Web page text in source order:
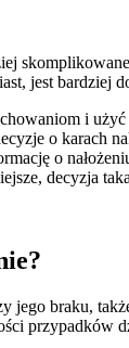
jest bardziej
i
o karach
o
decyzja
jego braku,
przypadków